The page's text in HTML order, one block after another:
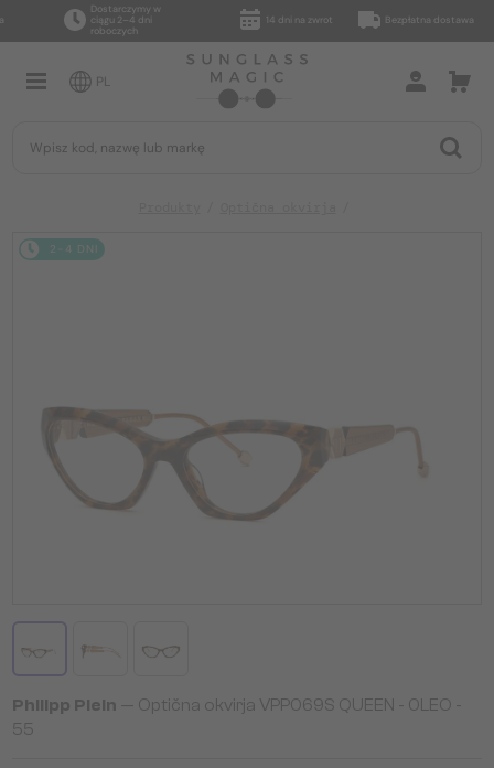
Dostarczymy w
ciągu 2–4 dni
roboczych
14 dni na zwrot Bezpłatna dostawa
PL
2-4 DNI
Philipp Plein — Optična okvirja VPP069S QUEEN - 0LEO -
55